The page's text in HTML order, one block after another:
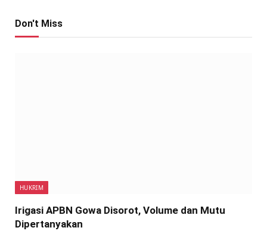
Don't Miss
HUKRIM
Irigasi APBN Gowa Disorot, Volume dan Mutu
Dipertanyakan